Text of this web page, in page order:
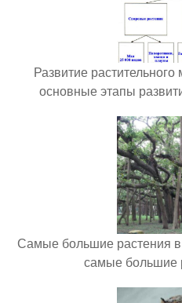
Развитие
основные этапы
Самые большие растения
самые большие